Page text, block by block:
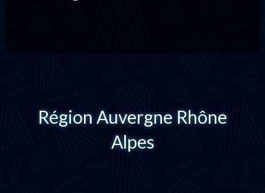
Région Auvergne Rhône
Alpes